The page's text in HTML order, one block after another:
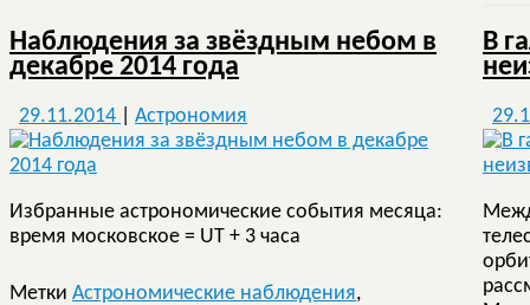
Наблюдения за звёздным небом в
декабре 2014 года
29.11.2014 Астрономия
Избранные астрономические события месяца:
время московское = UT + 3 часа
Метки Астрономические наблюдения,
В